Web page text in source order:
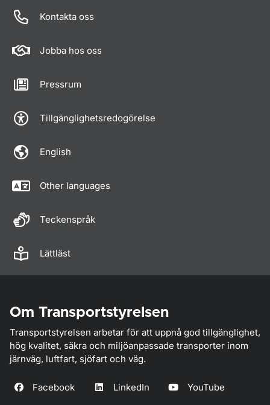
Kontakta oss
Jobba hos oss
Pressrum
Tillgänglighetsredogörelse
English
Other languages
Teckenspråk
Lättläst
Om Transportstyrelsen
Transportstyrelsen arbetar för att uppnå god tillgänglighet,
hög kvalitet, säkra och miljöanpassade transporter inom
järnväg, luftfart, sjöfart och väg.
Facebook LinkedIn YouTube